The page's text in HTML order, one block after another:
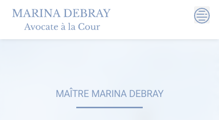
content
MAÎTRE MARINA DEBRAY